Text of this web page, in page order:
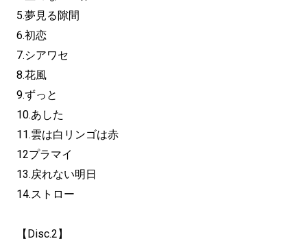
5.夢見る隙間
6.初恋
7.シアワセ
8.花風
9.ずっと
10.あした
11.雲は白リンゴは赤
12プラマイ
13.戻れない明日
14.ストロー
【Disc.2】